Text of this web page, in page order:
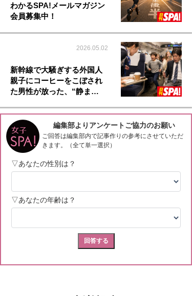
わかるSPA!メールマガジン
会員募集中！
2026.05.02
新幹線で大騒ぎする外国人
親子にコーヒーをこぼされ
た男性が放った、“静ま…